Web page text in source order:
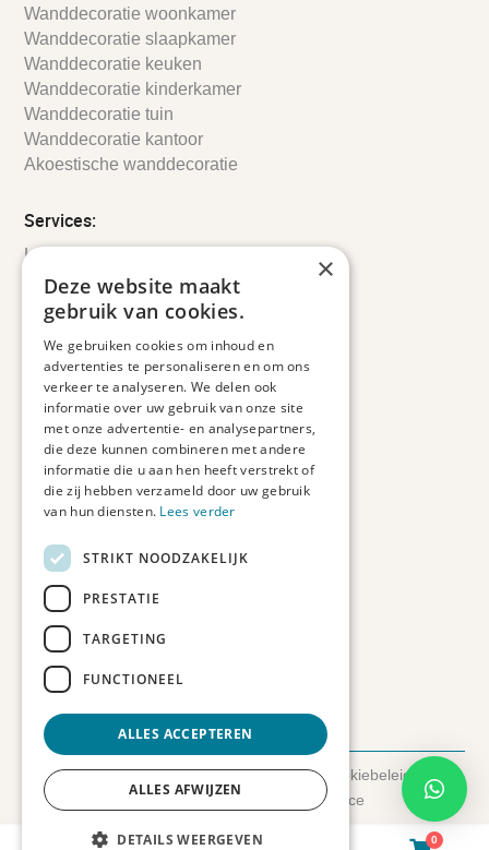
0
Wanddecoratie woonkamer
Wanddecoratie slaapkamer
Wanddecoratie keuken
Wanddecoratie kinderkamer
Wanddecoratie tuin
Wanddecoratie kantoor
Akoestische wanddecoratie
Services:
Leveringsinformatie
Retourbeleid
Informatie
Veelgestelde vragen
Duurzaam ondernemen
Contact informatie
Etienne de Pinedaweg 34
3711 CH, Austerlitz
Nederland
info@fotoprintxl.nl
0343 78 58 00
KVK: 81960263
BTW: NL002708709B23
© 2026 FotoprintXL.nl-Privacyverklaring -Cookiebeleid
Disclaimer
- Gemaakt door:SyncSilo Ecommerce
×
Deze website maakt
gebruik van cookies.
We gebruiken cookies om inhoud en
advertenties te personaliseren en om ons
verkeer te analyseren. We delen ook
informatie over uw gebruik van onze site
met onze advertentie- en analysepartners,
die deze kunnen combineren met andere
informatie die u aan hen heeft verstrekt of
die zij hebben verzameld door uw gebruik
van hun diensten. Lees verder
STRIKT NOODZAKELIJK
PRESTATIE
TARGETING
FUNCTIONEEL
ALLES ACCEPTEREN
ALLES AFWIJZEN
DETAILS WEERGEVEN